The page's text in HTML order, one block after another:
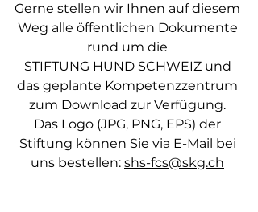
Gerne stellen wir Ihnen auf diesem
Weg alle öffentlichen Dokumente
rund um die
STIFTUNG HUND SCHWEIZ und
das geplante Kompetenzzentrum
zum Download zur Verfügung.
Das Logo (JPG, PNG, EPS) der
Stiftung können Sie via E-Mail bei
uns bestellen: shs-fcs@skg.ch